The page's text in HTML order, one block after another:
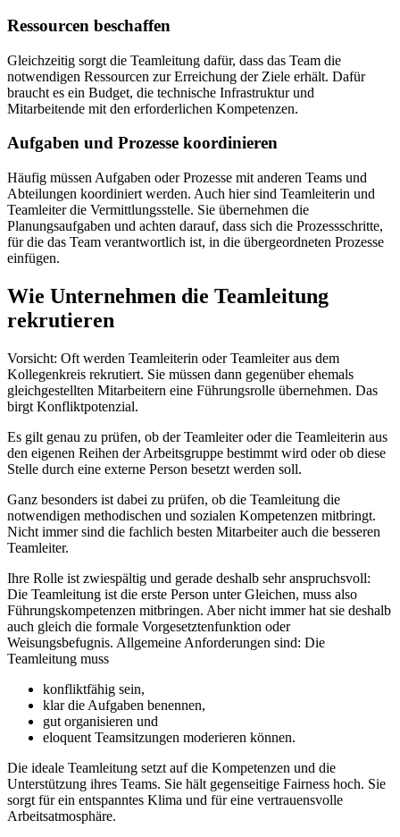
Ressourcen beschaffen
Gleichzeitig sorgt die Teamleitung dafür, dass das Team die
notwendigen Ressourcen zur Erreichung der Ziele erhält. Dafür
braucht es ein Budget, die technische Infrastruktur und
Mitarbeitende mit den erforderlichen Kompetenzen.
Aufgaben und Prozesse koordinieren
Häufig müssen Aufgaben oder Prozesse mit anderen Teams und
Abteilungen koordiniert werden. Auch hier sind Teamleiterin und
Teamleiter die Vermittlungsstelle. Sie übernehmen die
Planungsaufgaben und achten darauf, dass sich die Prozessschritte,
für die das Team verantwortlich ist, in die übergeordneten Prozesse
einfügen.
Wie Unternehmen die Teamleitung
rekrutieren
Vorsicht: Oft werden Teamleiterin oder Teamleiter aus dem
Kollegenkreis rekrutiert. Sie müssen dann gegenüber ehemals
gleichgestellten Mitarbeitern eine Führungsrolle übernehmen. Das
birgt Konfliktpotenzial.
Es gilt genau zu prüfen, ob der Teamleiter oder die Teamleiterin aus
den eigenen Reihen der Arbeitsgruppe bestimmt wird oder ob diese
Stelle durch eine externe Person besetzt werden soll.
Ganz besonders ist dabei zu prüfen, ob die Teamleitung die
notwendigen methodischen und sozialen Kompetenzen mitbringt.
Nicht immer sind die fachlich besten Mitarbeiter auch die besseren
Teamleiter.
Ihre Rolle ist zwiespältig und gerade deshalb sehr anspruchsvoll:
Die Teamleitung ist die erste Person unter Gleichen, muss also
Führungskompetenzen mitbringen. Aber nicht immer hat sie deshalb
auch gleich die formale Vorgesetztenfunktion oder
Weisungsbefugnis. Allgemeine Anforderungen sind: Die
Teamleitung muss
konfliktfähig sein,
klar die Aufgaben benennen,
gut organisieren und
eloquent Teamsitzungen moderieren können.
Die ideale Teamleitung setzt auf die Kompetenzen und die
Unterstützung ihres Teams. Sie hält gegenseitige Fairness hoch. Sie
sorgt für ein entspanntes Klima und für eine vertrauensvolle
Arbeitsatmosphäre.